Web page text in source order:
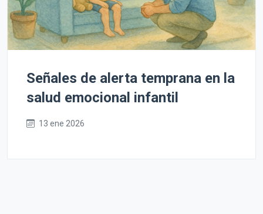
Señales de alerta temprana en la
salud emocional infantil
13 ene 2026